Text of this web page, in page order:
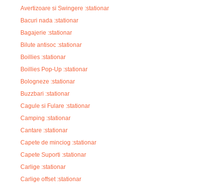
Avertizoare si Swingere :stationar
Bacuri nada :stationar
Bagajerie :stationar
Bilute antisoc :stationar
Boillies :stationar
Boillies Pop-Up :stationar
Bologneze :stationar
Buzzbari :stationar
Cagule si Fulare :stationar
Camping :stationar
Cantare :stationar
Capete de minciog :stationar
Capete Suporti :stationar
Carlige :stationar
Carlige offset :stationar